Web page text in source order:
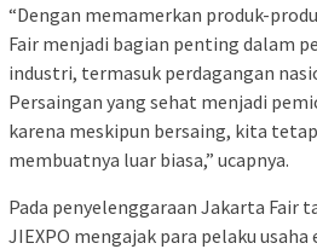
“Dengan memamerkan produk-
Fair menjadi bagian penting dalam
industri, termasuk perdagangan
Persaingan yang sehat menjadi
karena meskipun bersaing, kita
membuatnya luar biasa,” ucapnya.
Pada penyelenggaraan Jakarta Fair
JIEXPO mengajak para pelaku